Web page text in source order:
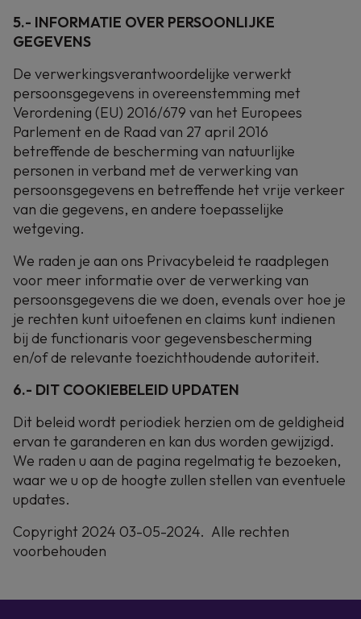
5.- INFORMATIE OVER PERSOONLIJKE
GEGEVENS
De verwerkingsverantwoordelijke verwerkt
persoonsgegevens in overeenstemming met
Verordening (EU) 2016/679 van het Europees
Parlement en de Raad van 27 april 2016
betreffende de bescherming van natuurlijke
personen in verband met de verwerking van
persoonsgegevens en betreffende het vrije verkeer
van die gegevens, en andere toepasselijke
wetgeving.
We raden je aan ons Privacybeleid te raadplegen
voor meer informatie over de verwerking van
persoonsgegevens die we doen, evenals over hoe je
je rechten kunt uitoefenen en claims kunt indienen
bij de functionaris voor gegevensbescherming
en/of de relevante toezichthoudende autoriteit.
6.- DIT COOKIEBELEID UPDATEN
Dit beleid wordt periodiek herzien om de geldigheid
ervan te garanderen en kan dus worden gewijzigd.
We raden u aan de pagina regelmatig te bezoeken,
waar we u op de hoogte zullen stellen van eventuele
updates.
Copyright 2024 03-05-2024. Alle rechten
voorbehouden